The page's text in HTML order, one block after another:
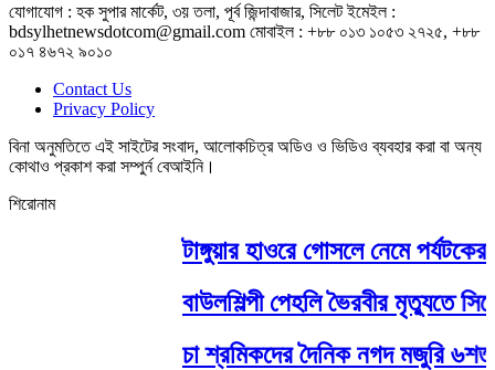
যোগাযোগ : হক সুপার মার্কেট, ৩য় তলা, পূর্ব জিন্দাবাজার, সিলেট ইমেইল :
bdsylhetnewsdotcom@gmail.com মোবাইল : +৮৮ ০১৩ ১০৫৩ ২৭২৫, +৮৮
০১৭ ৪৬৭২ ৯০১০
Contact Us
Privacy Policy
বিনা অনুমতিতে এই সাইটের সংবাদ, আলোকচিত্র অডিও ও ভিডিও ব্যবহার করা বা অন্য
কোথাও প্রকাশ করা সম্পুর্ন বেআইনি।
শিরোনাম
টাঙ্গুয়ার হাওরে গোসলে নেমে পর্যটকের
বাউলশিল্পী পেহলি ভৈরবীর মৃত্যুতে
চা শ্রমিকদের দৈনিক নগদ মজুরি ৬শত